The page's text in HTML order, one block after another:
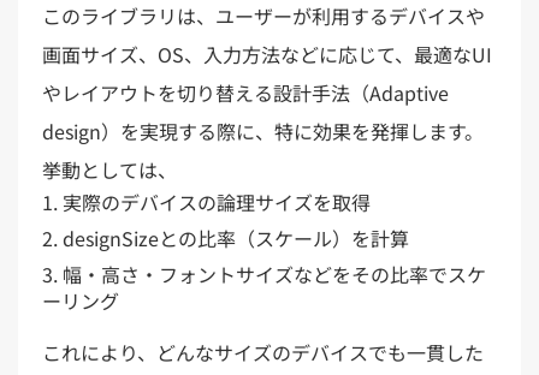
このライブラリは、ユーザーが利用するデバイスや
画面サイズ、OS、入力方法などに応じて、最適なUI
やレイアウトを切り替える設計手法（Adaptive
design）を実現する際に、特に効果を発揮します。
挙動としては、
実際のデバイスの論理サイズを取得
designSizeとの比率（スケール）を計算
幅・高さ・フォントサイズなどをその比率でスケ
ーリング
これにより、どんなサイズのデバイスでも一貫した